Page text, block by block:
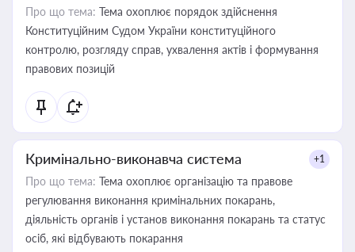
Про що тема: Тема охоплює порядок здійснення
Конституційним Судом України конституційного
контролю, розгляду справ, ухвалення актів і формування
правових позицій
Кримінально-виконавча система +1
Про що тема: Тема охоплює організацію та правове
регулювання виконання кримінальних покарань,
діяльність органів і установ виконання покарань та статус
осіб, які відбувають покарання